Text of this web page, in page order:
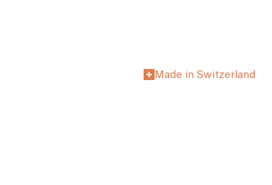
Made in Switzerland